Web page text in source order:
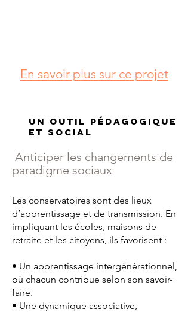
En savoir plus sur ce projet
Un outil pédagogique
et social
Anticiper les changements de
paradigme sociaux
Les conservatoires sont des lieux
d’apprentissage et de transmission. En
impliquant les écoles, maisons de
retraite et les citoyens, ils favorisent :
• Un apprentissage intergénérationnel,
où chacun contribue selon son savoir-
faire.
• Une dynamique associative,